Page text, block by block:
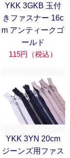
YKK 3GKB 玉付
きファスナー 16c
m アンティークゴ
ールド
115円（税込）
YKK 3YN 20cm
ジーンズ用ファス